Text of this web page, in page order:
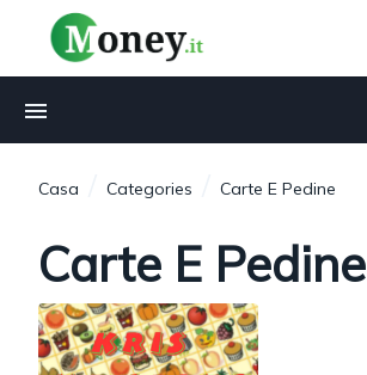
Casa Categories Carte E Pedine
Carte E Pedine